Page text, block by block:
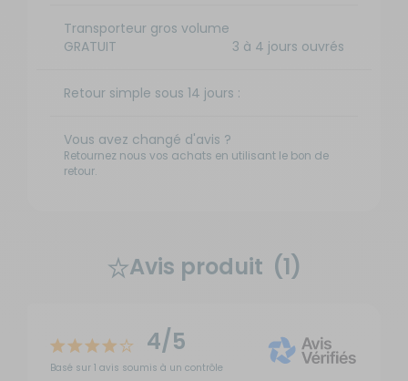
Transporteur gros volume
GRATUIT
3 à 4 jours ouvrés
Retour simple sous 14 jours :
Vous avez changé d'avis ?
Retournez nous vos achats en utilisant le bon de
retour.
Avis produit (1)
4/5
Basé sur 1 avis soumis à un contrôle